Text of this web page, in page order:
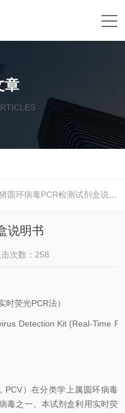
章
圆环病毒PCR检测试剂盒说明书
说明书
击次数：258
时荧光PCR法）
Detection Kit (Real-Time
， PCV）在分类学上属圆环病毒
毒之一。本试剂盒利用实时荧